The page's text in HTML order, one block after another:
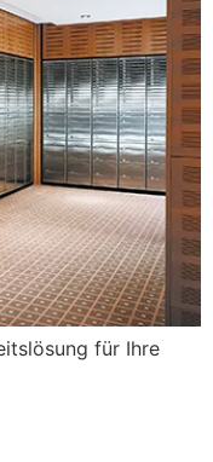
für Ihre